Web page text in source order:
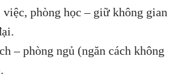
phòng học – giữ không gian
– phòng ngủ (ngăn cách không